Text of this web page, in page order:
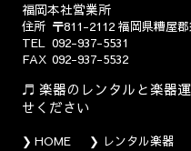
福岡本社営業所
住所 〒811-2112 福岡県糟屋
TEL 092-937-5531
FAX 092-937-5532
楽器のレンタルと楽器
せください
HOME レンタル楽器